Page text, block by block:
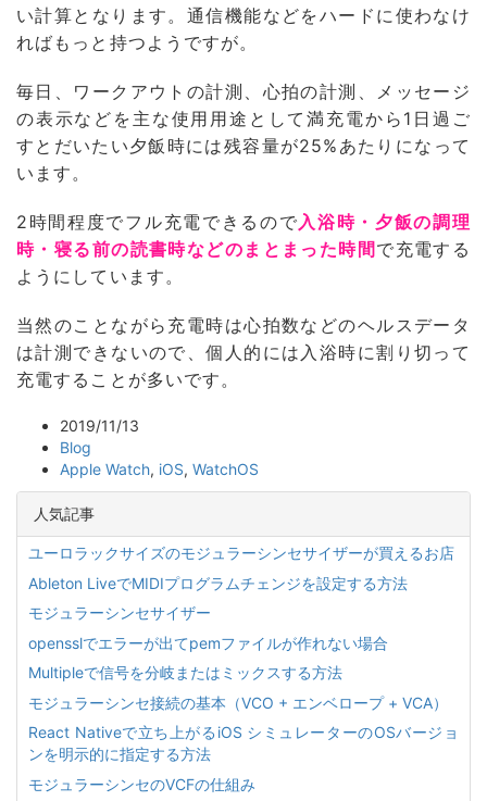
い計算となります。通信機能などをハードに使わなけ
ればもっと持つようですが。
毎日、ワークアウトの計測、心拍の計測、メッセージ
の表示などを主な使用用途として満充電から1日過ご
すとだいたい夕飯時には残容量が25%あたりになって
います。
2時間程度でフル充電できるので入浴時・夕飯の調理
時・寝る前の読書時などのまとまった時間 で充電する
ようにしています。
当然のことながら充電時は心拍数などのヘルスデータ
は計測できないので、個人的には入浴時に割り切って
充電することが多いです。
2019/11/13
Blog
Apple Watch, iOS, WatchOS
人気記事
ユーロラックサイズのモジュラーシンセサイザーが買えるお店
Ableton LiveでMIDIプログラムチェンジを設定する方法
モジュラーシンセサイザー
opensslでエラーが出てpemファイルが作れない場合
Multipleで信号を分岐またはミックスする方法
モジュラーシンセ接続の基本（VCO + エンベロープ + VCA）
React Nativeで立ち上がるiOS シミュレーターのOSバージョ
ンを明示的に指定する方法
モジュラーシンセのVCFの仕組み